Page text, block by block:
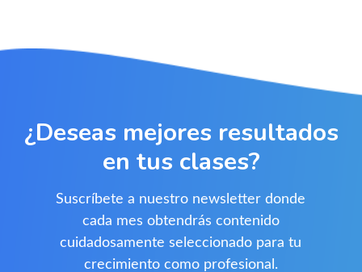
¿Deseas mejores resultados
en tus clases?
Suscríbete a nuestro newsletter donde
cada mes obtendrás contenido
cuidadosamente seleccionado para tu
crecimiento como profesional.